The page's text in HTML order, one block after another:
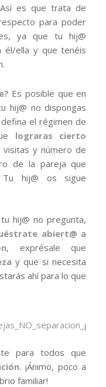
es que trata de
para poder
ya que tu hij@
él/ella y que tenéis
Es posible que en
hij@ no dispongas
el régimen de
lograras cierto
visitas y número de
de la pareja que
hij@ os sigue
hij@ no pregunta,
abiert@ a
, exprésale que
y que si necesita
ahí para lo que
para todos que
. ¡Ánimo, poco a
familiar!